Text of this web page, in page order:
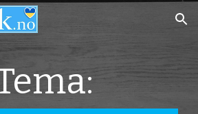
Skip to navigation